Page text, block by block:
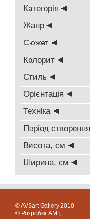
Категорія
Жанр
Сюжет
Колорит
Стиль
Oрієнтація
Техніка
Період створення
Висота, см
Ширина, см
© AVSart Gallery 2010.
© Розробка AMT,